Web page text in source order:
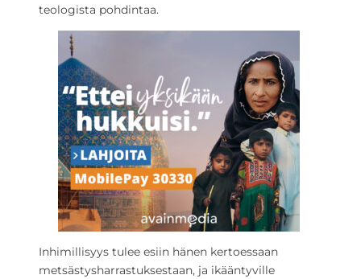
teologista pohdintaa.
Inhimillisyys tulee esiin hänen kertoessaan
metsästysharrastuksestaan, ja ikääntyville